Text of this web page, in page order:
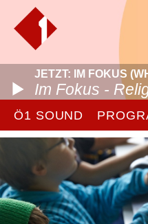
JETZT: IM FOKUS
Im Fokus -
Ö1 SOUND